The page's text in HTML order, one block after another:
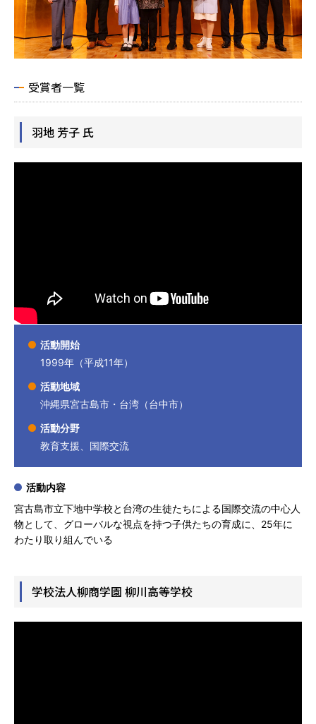
受賞者一覧
羽地 芳子 氏
活動開始
1999年（平成11年）
活動地域
沖縄県宮古島市・台湾（台中市）
活動分野
教育支援、国際交流
活動内容
宮古島市立下地中学校と台湾の生徒たちによる国際交流の中心人
物として、グローバルな視点を持つ子供たちの育成に、25年に
わたり取り組んでいる
学校法人柳商学園 柳川高等学校